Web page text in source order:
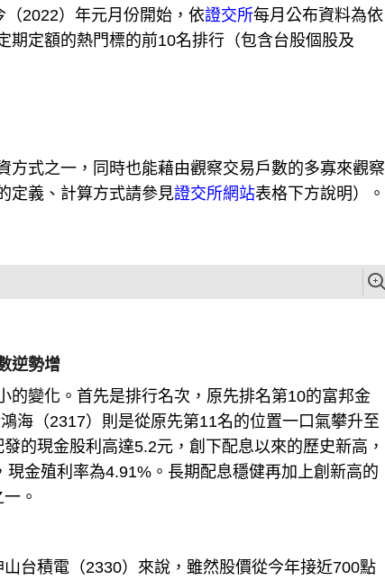
2022）年元月份開始，依證交所每月公布資料為依
定額的熱門標的前10名排行（包含台股個股及
方式之一，同時也能藉由觀察交易戶數的多寡來觀察
定義、計算方式請參見證交所網站表格下方說明）。
逆勢增
的變化。首先是排行名次，原先排名第10的富邦金
海（2317）則是從原先第11名的位置一口氣攀升至
的現金股利高達5.2元，創下配息以來的歷史新高，
金殖利率為4.91%。長期配息穩健再加上創新高的
。
台積電（2330）來說，雖然股價從今年接近700點